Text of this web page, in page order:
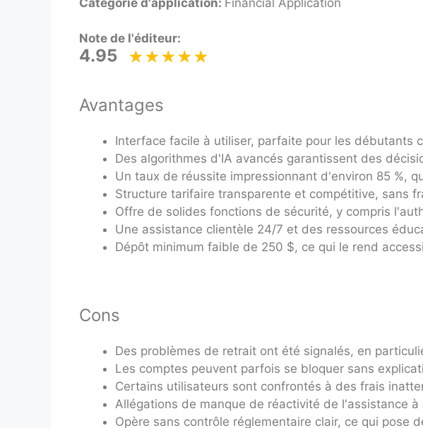
Note de l'éditeur:
4.95
Avantages
Interface facile à utiliser, parfaite pour les débutants
Des algorithmes d'IA avancés garantissent des
Un taux de réussite impressionnant d'environ 85 %,
Structure tarifaire transparente et compétitive, sans
Offre de solides fonctions de sécurité, y compris
Une assistance clientèle 24/7 et des ressources
Dépôt minimum faible de 250 $, ce qui le rend
Cons
Des problèmes de retrait ont été signalés, en
Les comptes peuvent parfois se bloquer sans
Certains utilisateurs sont confrontés à des frais
Allégations de manque de réactivité de l'assistance
Opère sans contrôle réglementaire clair, ce qui pose